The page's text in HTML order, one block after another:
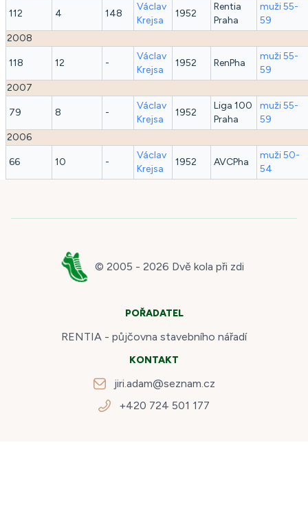
112 4 148
Václav
Krejsa
1952
Rentia
Praha
muži 55-
59
2008
118 12 -
Václav
Krejsa
1952 RenPha
muži 55-
59
2007
79 8 -
Václav
Krejsa
1952
Liga 100
Praha
muži 55-
59
2006
66 10 -
Václav
Krejsa
1952 AVCPha
muži 50-
54
© 2005 - 2026 Dvě kola při zdi
POŘADATEL
RENTIA - půjčovna stavebního nářadí
KONTAKT
jiri.adam@seznam.cz
+420 724 501 177